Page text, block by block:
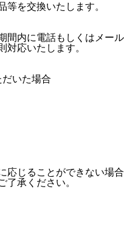
等を交換いたします。
間内に電話もしくはメール
対応いたします。
いた場合
応じることができない場合
了承ください。